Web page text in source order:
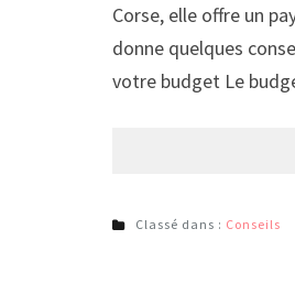
Corse, elle offre un
donne quelques
votre budget Le
Classé dans : Conseils